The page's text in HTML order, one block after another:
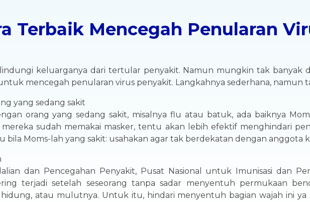
Terbaik Mencegah Penularan
keluarganya dari tertular penyakit. Namun mungkin tak banyak
mencegah penularan virus penyakit. Langkahnya sederhana, namun
yang sedang sakit
orang yang sedang sakit, misalnya flu atau batuk, ada baiknya
sudah memakai masker, tentu akan lebih efektif menghindari
bila Moms-lah yang sakit: usahakan agar tak berdekatan dengan anggota
dan Pencegahan Penyakit, Pusat Nasional untuk Imunisasi dan
terjadi setelah seseorang tanpa sadar menyentuh permukaan
atau mulutnya. Untuk itu, hindari menyentuh bagian wajah ini